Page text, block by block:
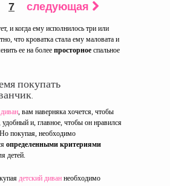
7
следующая
и когда ему исполнилось три или
что кроватка стала ему маловата и
ее на более просторное спальное
покупать
, вам наверняка хочется, чтобы
и, главное, чтобы он нравился
покупая, необходимо
определенными критериями
детей.
детский диван необходимо